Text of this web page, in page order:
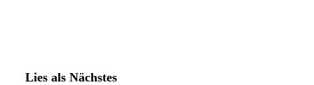
Lies als Nächstes